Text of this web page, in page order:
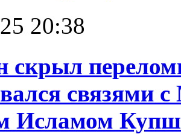
20:38
скрыл
связями
Исламом